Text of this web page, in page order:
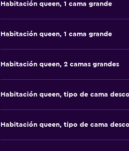
Habitación queen, 1 cama grande
Habitación queen, 1 cama grande
Habitación queen, 2 camas grandes
Habitación queen, tipo de cama
Habitación queen, tipo de cama